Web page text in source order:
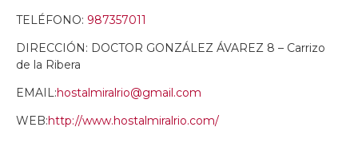
TELÉFONO: 987357011
DIRECCIÓN: DOCTOR GONZÁLEZ ÁVAREZ 8 – Carrizo
de la Ribera
EMAIL:hostalmiralrio@gmail.com
WEB:http://www.hostalmiralrio.com/